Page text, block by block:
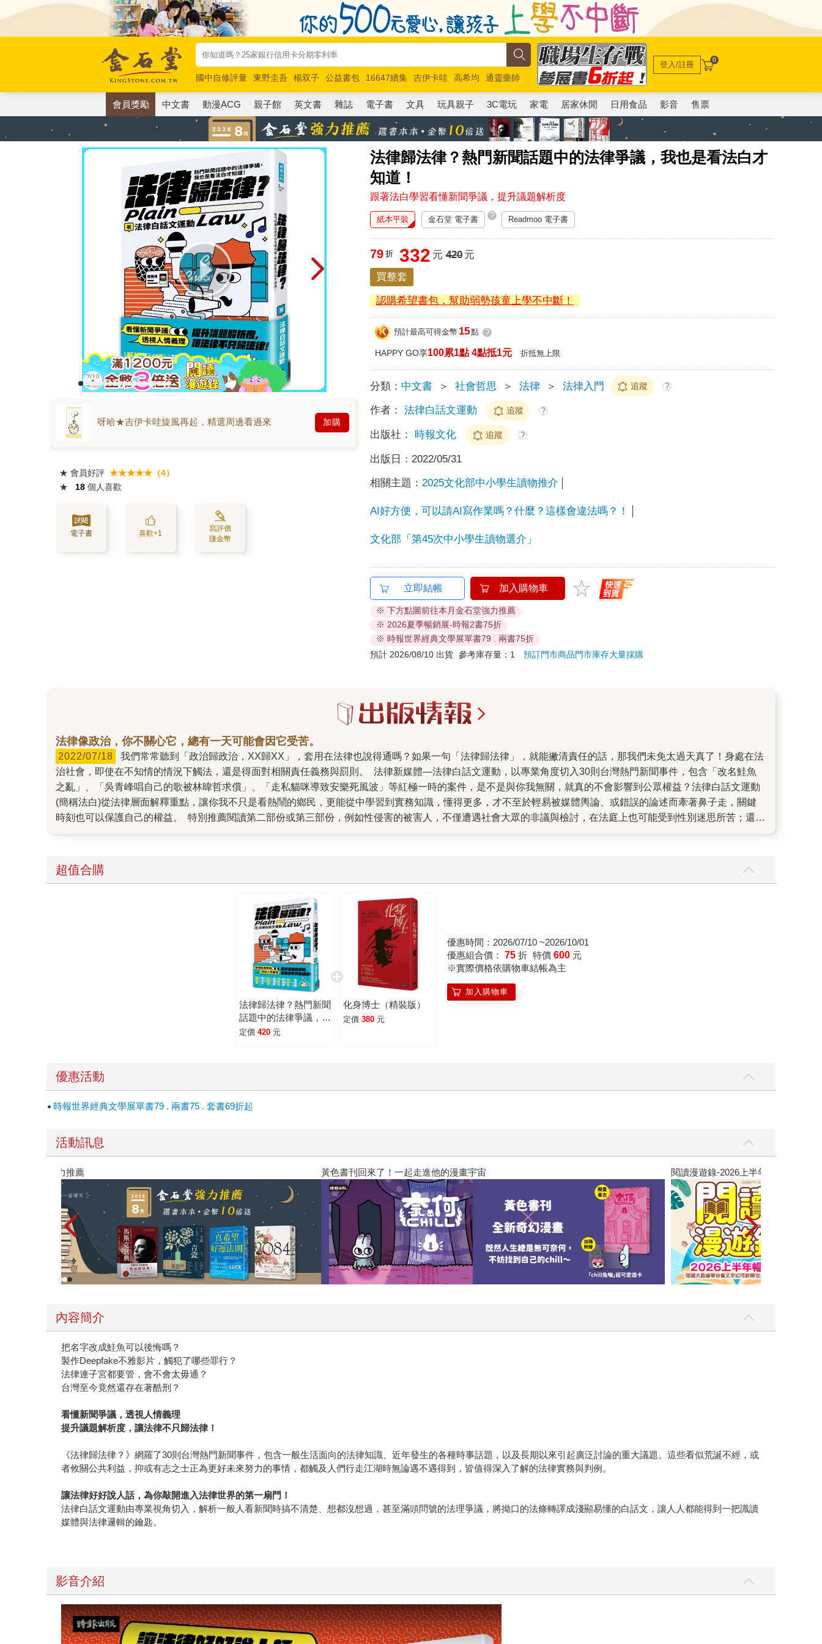
國中自修評量 東野圭吾 楊双子 公益書包 16647續集 吉伊卡哇 高希均
通靈藥師
唯紅花綻放
奧德賽 路邊攤新作 馬斯克 玩具總動員5 超慢跑
登入/註冊 0
會員獎勵 中文書 動漫ACG 親子館 英文書 雜誌 電子書 文具 玩具親子 3C電玩 家電 居家休閒 日用食品 影音 售票
法律歸法律？熱門新聞話題中的法律爭議，我也是看法白才
知道！
跟著法白學習看懂新聞爭議，提升議題解析度
呀哈★吉伊卡哇旋風再起，精選周邊看過來 加購
★ 會員好評 ★★★★★（4）
★
18 個人喜歡
電子書 喜歡+1
寫評價
賺金幣
紙本平裝 金石堂 電子書 ? Readmoo 電子書
79 折 332 元 420元
買整套
認購希望書包，幫助弱勢孩童上學不中斷！
預計最高可得金幣 15點 ?
HAPPY GO享100累1點 4點抵1元 折抵無上限
分類： 中文書 ＞ 社會哲思 ＞ 法律 ＞ 法律入門 追蹤 ?
作者： 法律白話文運動 追蹤 ?
出版社： 時報文化 追蹤 ?
出版日： 2022/05/31
相關主題： 2025文化部中小學生讀物推介
AI好方便，可以請AI寫作業嗎？什麼？這樣會違法嗎？！
文化部「第45次中小學生讀物選介」
立即結帳 加入購物車
※ 下方點圖前往本月金石堂強力推薦
※ 2026夏季暢銷展-時報2書75折
※ 時報世界經典文學展單書79 . 兩書75折
預計 2026/08/10 出貨 參考庫存量：1預訂門市商品門市庫存大量採購
法律像政治，你不關心它，總有一天可能會因它受苦。
2022/07/18
我們常常聽到「政治歸政治，XX歸XX」，套用在法律也說得通嗎？如果一句「法律歸法律」，就能撇清責任的話，那我們未免太過天真了！身處在法
治社會，即使在不知情的情況下觸法，還是得面對相關責任義務與罰則。 法律新媒體—法律白話文運動，以專業角度切入30則台灣熱門新聞事件，包含「改名鮭魚
之亂」、「吳青峰唱自己的歌被林暐哲求償」、「走私貓咪導致安樂死風波」等紅極一時的案件，是不是與你我無關，就真的不會影響到公眾權益？法律白話文運動
(簡稱法白)從法律層面解釋重點，讓你我不只是看熱鬧的鄉民，更能從中學習到實務知識，懂得更多，才不至於輕易被媒體輿論、或錯誤的論述而牽著鼻子走，關鍵
時刻也可以保護自己的權益。 特別推薦閱讀第二部份或第三部份，例如性侵害的被害人，不僅遭遇社會大眾的非議與檢討，在法庭上也可能受到性別迷思所苦；還
超值合購
法律歸法律？熱門新聞
話題中的法律爭議，我
也是看法白才知道！
定價 420 元
化身博士（精裝版）
定價 380 元
優惠時間：2026/07/10 ~2026/10/01
優惠組合價： 75 折 特價 600 元
※實際價格依購物車結帳為主
加入購物車
優惠活動
時報世界經典文學展單書79 . 兩書75 . 套書69折起
活動訊息
閱讀漫遊錄-2026上半年暢銷榜
黃色書刊回來了！一起走進他的漫畫宇宙
內容簡介
把名字改成鮭魚可以後悔嗎？
製作Deepfake不雅影片，觸犯了哪些罪行？
法律連子宮都要管，會不會太毋通？
台灣至今竟然還存在著酷刑？
看懂新聞爭議，透視人情義理
提升議題解析度，讓法律不只歸法律！
《法律歸法律？》網羅了30則台灣熱門新聞事件，包含一般生活面向的法律知識、近年發生的各種時事話題，以及長期以來引起廣泛討論的重大議題。這些看似荒誕不經，或
者攸關公共利益，抑或有志之士正為更好未來努力的事情，都觸及人們行走江湖時無論遇不遇得到，皆值得深入了解的法律實務與判例。
讓法律好好說人話，為你敲開進入法律世界的第一扇門！
法律白話文運動由專業視角切入，解析一般人看新聞時搞不清楚、想都沒想過，甚至滿頭問號的法理爭議，將拗口的法條轉譯成淺顯易懂的白話文，讓人人都能得到一把識讀
媒體與法律邏輯的鑰匙。
影音介紹